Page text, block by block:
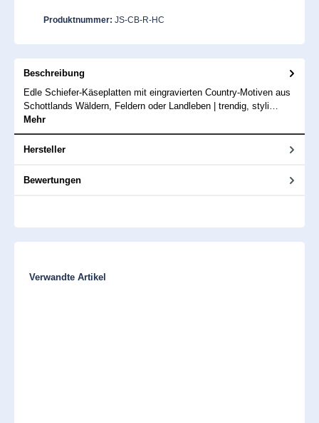
Produktnummer: JS-CB-R-HC
Beschreibung
Edle Schiefer-Käseplatten mit eingravierten Country-Motiven aus
Schottlands Wäldern, Feldern oder Landleben | trendig, styli…
Mehr
Hersteller
Bewertungen
Produktgalerie überspringen
Verwandte Artikel